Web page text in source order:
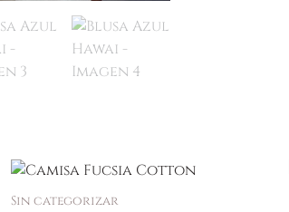
Sin categorizar